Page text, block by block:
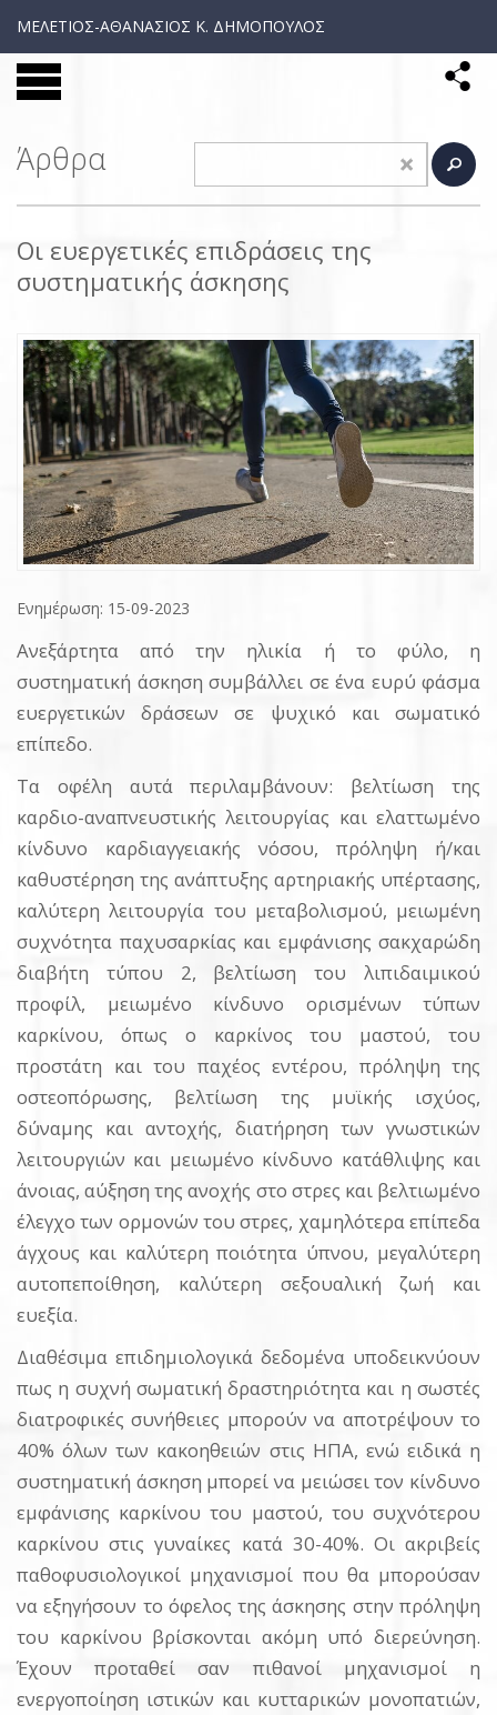
ΜΕΛΕΤΙΟΣ-ΑΘΑΝΑΣΙΟΣ Κ. ΔΗΜΟΠΟΥΛΟΣ
Άρθρα
Οι ευεργετικές επιδράσεις της
συστηματικής άσκησης
Ενημέρωση: 15-09-2023
Ανεξάρτητα από την ηλικία ή το φύλο, η
συστηματική άσκηση συμβάλλει σε ένα ευρύ φάσμα
ευεργετικών δράσεων σε ψυχικό και σωματικό
επίπεδο.
Τα οφέλη αυτά περιλαμβάνουν: βελτίωση της
καρδιο-αναπνευστικής λειτουργίας και ελαττωμένο
κίνδυνο καρδιαγγειακής νόσου, πρόληψη ή/και
καθυστέρηση της ανάπτυξης αρτηριακής υπέρτασης,
καλύτερη λειτουργία του μεταβολισμού, μειωμένη
συχνότητα παχυσαρκίας και εμφάνισης σακχαρώδη
διαβήτη τύπου 2, βελτίωση του λιπιδαιμικού
προφίλ, μειωμένο κίνδυνο ορισμένων τύπων
καρκίνου, όπως ο καρκίνος του μαστού, του
προστάτη και του παχέος εντέρου, πρόληψη της
οστεοπόρωσης, βελτίωση της μυϊκής ισχύος,
δύναμης και αντοχής, διατήρηση των γνωστικών
λειτουργιών και μειωμένο κίνδυνο κατάθλιψης και
άνοιας, αύξηση της ανοχής στο στρες και βελτιωμένο
έλεγχο των ορμονών του στρες, χαμηλότερα επίπεδα
άγχους και καλύτερη ποιότητα ύπνου, μεγαλύτερη
αυτοπεποίθηση, καλύτερη σεξουαλική ζωή και
ευεξία.
Διαθέσιμα επιδημιολογικά δεδομένα υποδεικνύουν
πως η συχνή σωματική δραστηριότητα και η σωστές
διατροφικές συνήθειες μπορούν να αποτρέψουν το
40% όλων των κακοηθειών στις ΗΠΑ, ενώ ειδικά η
συστηματική άσκηση μπορεί να μειώσει τον κίνδυνο
εμφάνισης καρκίνου του μαστού, του συχνότερου
καρκίνου στις γυναίκες κατά 30-40%. Οι ακριβείς
παθοφυσιολογικοί μηχανισμοί που θα μπορούσαν
να εξηγήσουν το όφελος της άσκησης στην πρόληψη
του καρκίνου βρίσκονται ακόμη υπό διερεύνηση.
Έχουν προταθεί σαν πιθανοί μηχανισμοί η
ενεργοποίηση ιστικών και κυτταρικών μονοπατιών,